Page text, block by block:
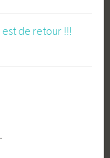
est de retour !!!